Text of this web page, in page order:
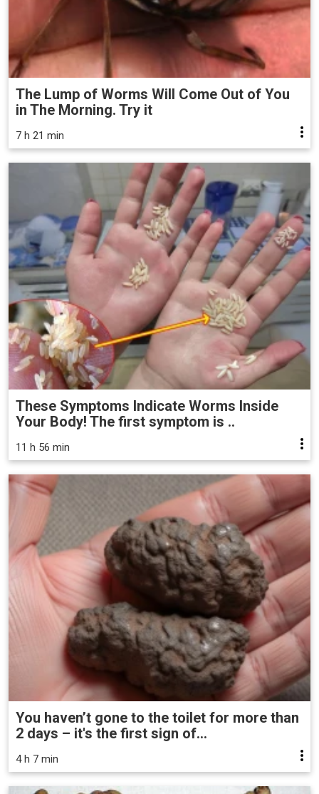
The Lump of Worms Will Come Out of You
in The Morning. Try it
7 h 21 min
These Symptoms Indicate Worms Inside
Your Body! The first symptom is ..
11 h 56 min
You haven’t gone to the toilet for more than
2 days – it's the first sign of...
4 h 7 min